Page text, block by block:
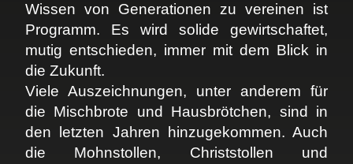
Wissen von Generationen zu vereinen ist
Programm. Es wird solide gewirtschaftet,
mutig entschieden, immer mit dem Blick in
die Zukunft.
Viele Auszeichnungen, unter anderem für
die Mischbrote und Hausbrötchen, sind in
den letzten Jahren hinzugekommen. Auch
die Mohnstollen, Christstollen und